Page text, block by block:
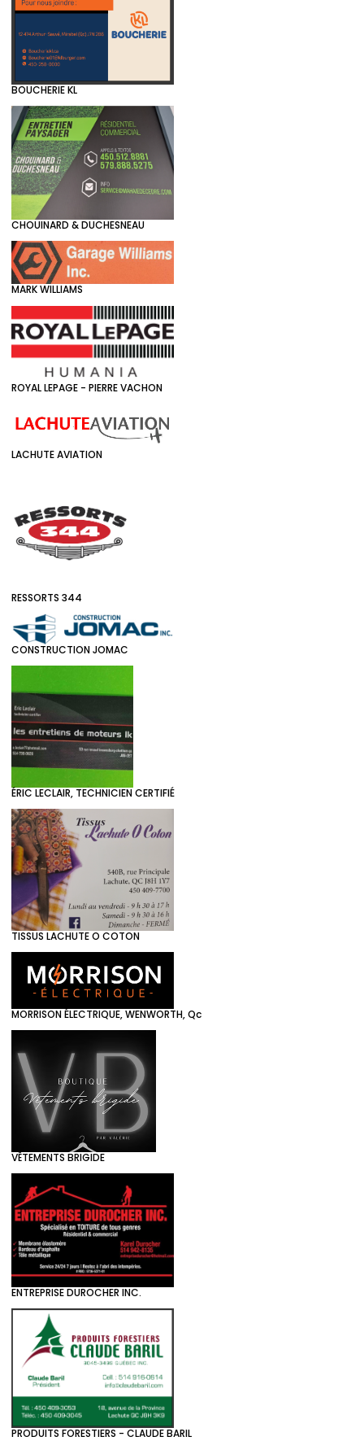
BOUCHERIE KL
CHOUINARD & DUCHESNEAU
MARK WILLIAMS
ROYAL LEPAGE - PIERRE VACHON
LACHUTE AVIATION
RESSORTS 344
CONSTRUCTION JOMAC
ÉRIC LECLAIR, TECHNICIEN CERTIFIÉ
TISSUS LACHUTE O COTON
MORRISON ÉLECTRIQUE, WENWORTH, Qc
VÊTEMENTS BRIGIDE
ENTREPRISE DUROCHER INC.
PRODUITS FORESTIERS - CLAUDE BARIL